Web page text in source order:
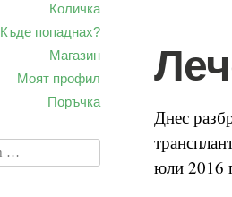
Количка
Къде попаднах?
Магазин
Моят профил
Поръчка
Днес
юли 2016